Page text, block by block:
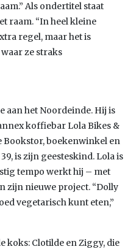
Als ondertitel staat
raam. “In heel kleine
regel, maar het is
ze straks
aan het Noordeinde. Hij is
koffiebar Lola Bikes &
Bookstor, boekenwinkel en
is zijn geesteskind. Lola is
tempo werkt hij – met
zijn nieuwe project. “Dolly
vegetarisch kunt eten,”
koks: Clotilde en Ziggy, die